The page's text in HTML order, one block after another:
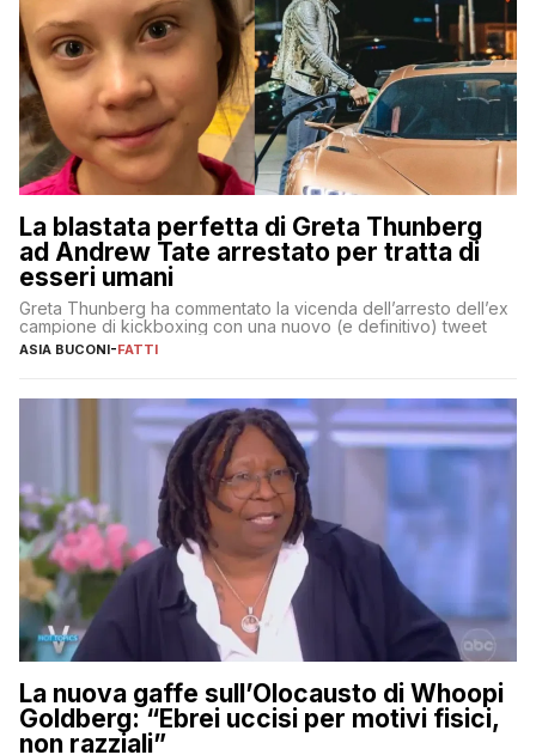
La blastata perfetta di Greta Thunberg
ad Andrew Tate arrestato per tratta di
esseri umani
Greta Thunberg ha commentato la vicenda dell’arresto dell’ex
campione di kickboxing con una nuovo (e definitivo) tweet
ASIA BUCONI-FATTI
La nuova gaffe sull’Olocausto di Whoopi
Goldberg: “Ebrei uccisi per motivi fisici,
non razziali”